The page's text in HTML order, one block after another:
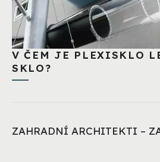
V ČEM JE PLEXISKLO
SKLO?
ZAHRADNÍ ARCHITEKTI –